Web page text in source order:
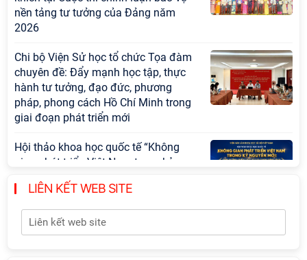
nền tảng tư tưởng của Đảng năm
2026
Chi bộ Viện Sử học tổ chức Tọa đàm
chuyên đề: Đẩy mạnh học tập, thực
hành tư tưởng, đạo đức, phương
pháp, phong cách Hồ Chí Minh trong
giai đoạn phát triển mới
Hội thảo khoa học quốc tế “Không
gian phát triển Việt Nam trong kỷ
nguyên mới: Định hướng chiến lược
và lựa chọn chính sách” sẽ diễn ra
vào thứ ba, ngày 28/7/2026
Tọa đàm Giao lưu chuyên đề về
LIÊN KẾT WEB SITE